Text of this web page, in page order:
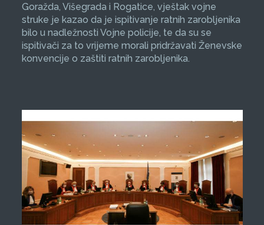
Goražda, Višegrada i Rogatice, vještak vojne
struke je kazao da je ispitivanje ratnih zarobljenika
bilo u nadležnosti Vojne policije, te da su se
ispitivači za to vrijeme morali pridržavati Ženevske
konvencije o zaštiti ratnih zarobljenika.